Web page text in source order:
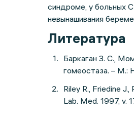
синдроме, у больных
невынашивания
Литература
Баркаган З. С.,
гомеостаза. – М.:
Riley R., Friedine
Lab. Med. 1997, v.